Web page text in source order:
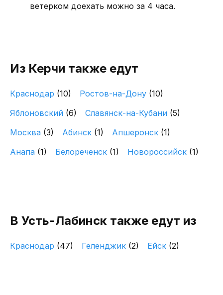
ветерком доехать можно за 4 часа.
Из Керчи также едут
Краснодар (10) Ростов-на-Дону (10)
Яблоновский (6) Славянск-на-Кубани (5)
Москва (3) Абинск (1) Апшеронск (1)
Анапа (1) Белореченск (1) Новороссийск (1)
В Усть-Лабинск также едут из
Краснодар (47) Геленджик (2) Ейск (2)